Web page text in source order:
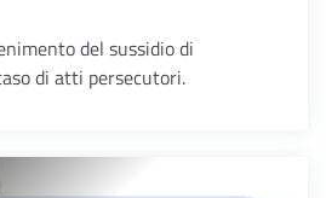
del sussidio di
di atti persecutori.